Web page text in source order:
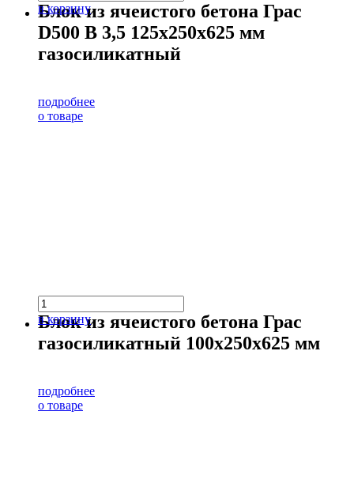
в корзину
Блок из ячеистого бетона Грас
D500 В 3,5 125х250х625 мм
газосиликатный
подробнее
о товаре
в корзину
Блок из ячеистого бетона Грас
газосиликатный 100х250х625 мм
подробнее
о товаре